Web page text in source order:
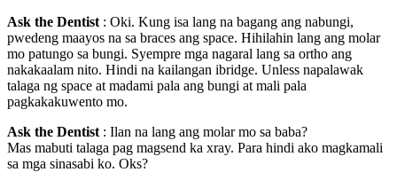
Ask the Dentist : Oki. Kung isa lang na bagang ang nabungi,
pwedeng maayos na sa braces ang space. Hihilahin lang ang molar
mo patungo sa bungi. Syempre mga nagaral lang sa ortho ang
nakakaalam nito. Hindi na kailangan ibridge. Unless napalawak
talaga ng space at madami pala ang bungi at mali pala
pagkakakuwento mo.
Ask the Dentist : Ilan na lang ang molar mo sa baba?
Mas mabuti talaga pag magsend ka xray. Para hindi ako magkamali
sa mga sinasabi ko. Oks?